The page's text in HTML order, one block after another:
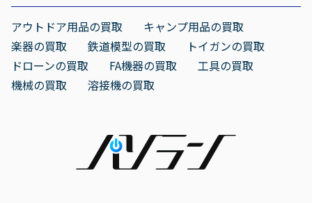
アウトドア用品の買取
キャンプ用品の買取
楽器の買取
鉄道模型の買取
トイガンの買取
ドローンの買取
FA機器の買取
工具の買取
機械の買取
溶接機の買取